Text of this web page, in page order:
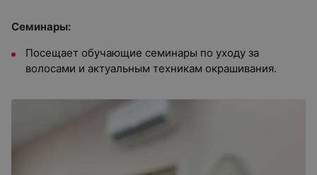
Семинары:
Посещает обучающие семинары по уходу за
волосами и актуальным техникам окрашивания.